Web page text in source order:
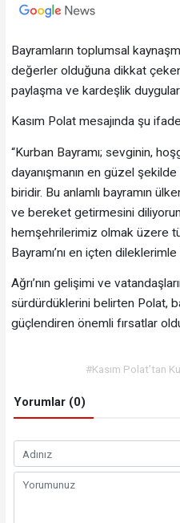
Bayramların toplumsal
değerler olduğuna dikkat çeken
paylaşma ve kardeşlik
Kasım Polat mesajında şu
“Kurban Bayramı; sevginin,
dayanışmanın en güzel
biridir. Bu anlamlı bayramın
ve bereket getirmesini
hemşehrilerimiz olmak üzere
Bayramı’nı en içten
Ağrı’nın gelişimi ve
sürdürdüklerini belirten Polat,
güçlendiren önemli fırsatlar
#Kasım Polat’tan
Yorumlar (0)